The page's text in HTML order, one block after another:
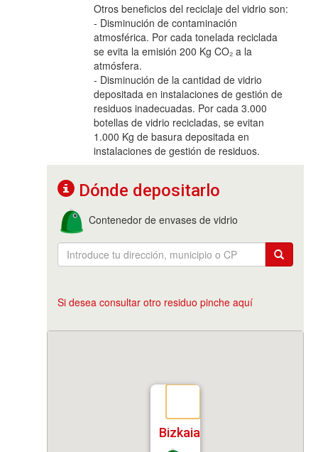
Otros beneficios del reciclaje del vidrio son:
- Disminución de contaminación
atmosférica. Por cada tonelada reciclada
se evita la emisión 200 Kg CO₂ a la
atmósfera.
- Disminución de la cantidad de vidrio
depositada en instalaciones de gestión de
residuos inadecuadas. Por cada 3.000
botellas de vidrio recicladas, se evitan
1.000 Kg de basura depositada en
instalaciones de gestión de residuos.
Dónde depositarlo
Contenedor de envases de vidrio
Si desea consultar otro residuo pinche aquí
Bizkaia